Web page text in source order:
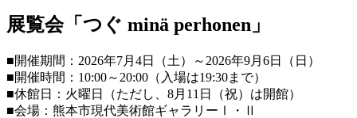
展覧会「つぐ minä perhonen」
■開催期間：2026年7月4日（土）～2026年9月6日（日）
■開催時間：10:00～20:00（入場は19:30まで）
■休館日：火曜日（ただし、8月11日（祝）は開館）
■会場：熊本市現代美術館ギャラリーⅠ・Ⅱ